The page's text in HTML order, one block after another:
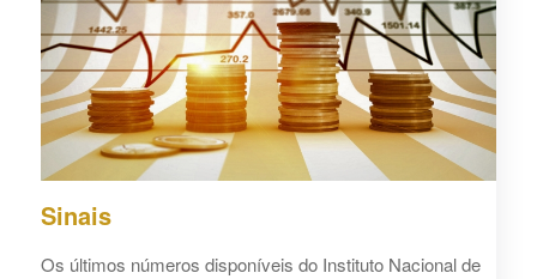
Sinais
Os últimos números disponíveis do Instituto Nacional de